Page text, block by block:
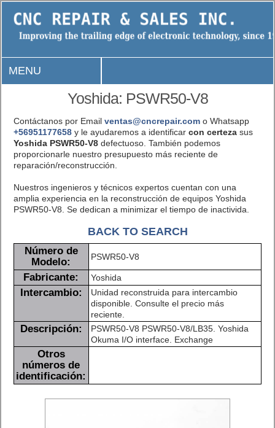
MENU
Yoshida: PSWR50-V8
Contáctanos por Email ventas@cncrepair.como Whatsapp
+56951177658y le ayudaremos a identificar con certezasus
Yoshida PSWR50-V8defectuoso. También podemos
proporcionarle nuestro presupuesto más reciente de
reparación/reconstrucción.
Nuestros ingenieros y técnicos expertos cuentan con una
amplia experiencia en la reconstrucción de equipos Yoshida
PSWR50-V8. Se dedican a minimizar el tiempo de inactivida.
BACK TO SEARCH
Número de
Modelo:
PSWR50-V8
Fabricante: Yoshida
Intercambio:
Unidad reconstruida para intercambio
disponible. Consulte el precio más
reciente.
Descripción:
PSWR50-V8 PSWR50-V8/LB35. Yoshida
Okuma I/O interface. Exchange
Otros
números de
identificación: